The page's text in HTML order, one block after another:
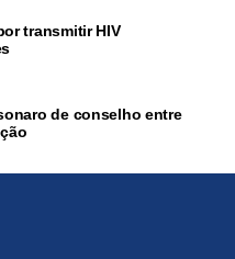
transmitir HIV
de conselho entre